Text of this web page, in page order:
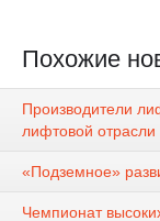
Похожие
Производители
лифтовой
«Подземное»
Чемпионат